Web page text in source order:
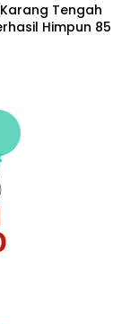
Tengah
Himpun 85